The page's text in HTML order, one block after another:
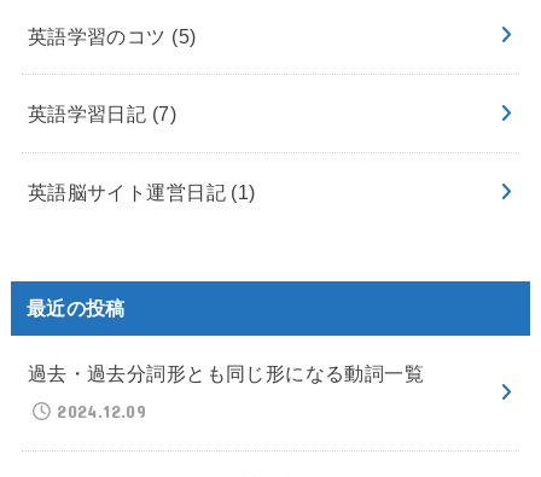
英語学習のコツ (5)
英語学習日記 (7)
英語脳サイト運営日記 (1)
最近の投稿
過去・過去分詞形とも同じ形になる動詞一覧
2024.12.09